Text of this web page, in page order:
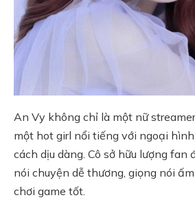
An Vy không chỉ là một nữ
một hot girl nổi tiếng với ngoại
cách dịu dàng. Cô sở hữu lượng fan
nói chuyện dễ thương, giọng nói
chơi game tốt.